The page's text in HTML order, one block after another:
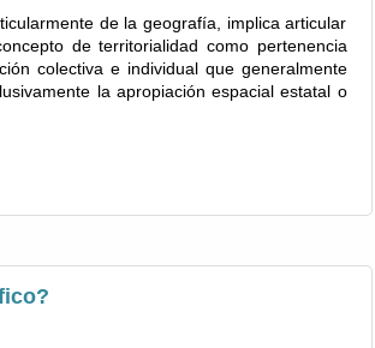
de la geografía, implica articular
de territorialidad como pertenencia
colectiva e individual que generalmente
la apropiación espacial estatal o